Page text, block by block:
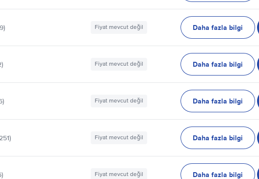
Fiyat mevcut değil Daha fazla bilgi
Fiyat mevcut değil Daha fazla bilgi
Fiyat mevcut değil Daha fazla bilgi
Fiyat mevcut değil Daha fazla bilgi
Fiyat mevcut değil Daha fazla bilgi